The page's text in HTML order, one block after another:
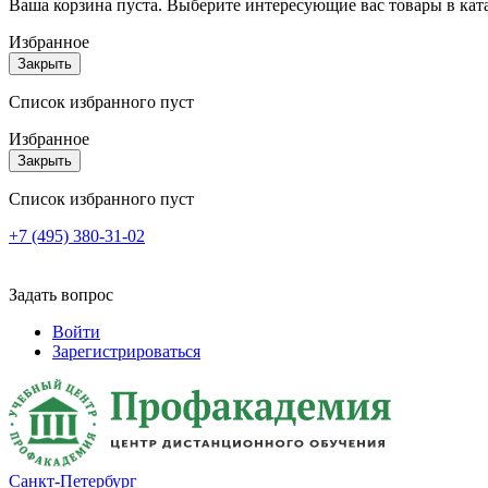
Ваша корзина пуста. Выберите интересующие вас товары в
Избранное
Закрыть
Список избранного пуст
Избранное
Закрыть
Список избранного пуст
+7 (495) 380-31-02
Задать вопрос
Войти
Зарегистрироваться
Санкт-Петербург